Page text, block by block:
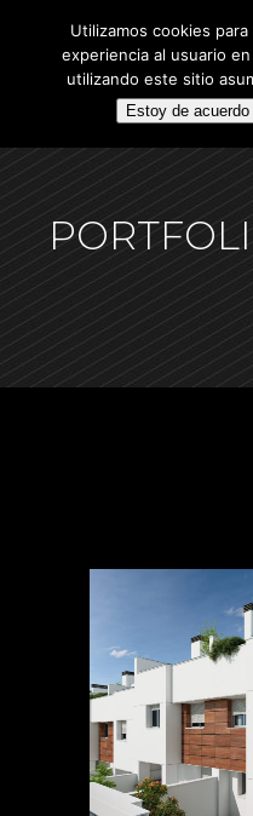
Utilizamos cookies
experiencia al usuario
utilizando este sitio
Estoy de acuerdo